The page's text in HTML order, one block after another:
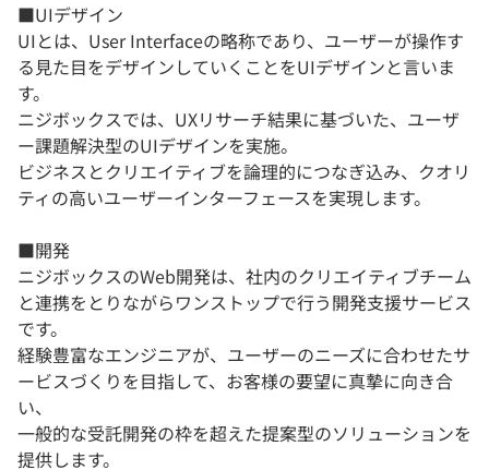
■UIデザイン
UIとは、User Interfaceの略称であり、ユーザーが操作す
る見た目をデザインしていくことをUIデザインと言いま
す。
ニジボックスでは、UXリサーチ結果に基づいた、ユーザ
ー課題解決型のUIデザインを実施。
ビジネスとクリエイティブを論理的につなぎ込み、クオリ
ティの高いユーザーインターフェースを実現します。
■開発
ニジボックスのWeb開発は、社内のクリエイティブチーム
と連携をとりながらワンストップで行う開発支援サービス
です。
経験豊富なエンジニアが、ユーザーのニーズに合わせたサ
ービスづくりを目指して、お客様の要望に真摯に向き合
い、
一般的な受託開発の枠を超えた提案型のソリューションを
提供します。